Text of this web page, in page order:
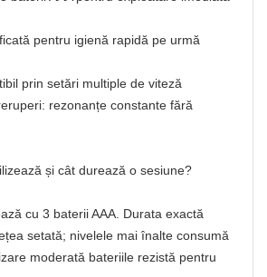
pentru igienă rapidă pe urmă
prin setări multiple de viteză
rezonanțe constante fără
și cât durează o sesiune?
cu 3 baterii AAA. Durata exactă
setată; nivelele mai înalte consumă
moderată bateriile rezistă pentru